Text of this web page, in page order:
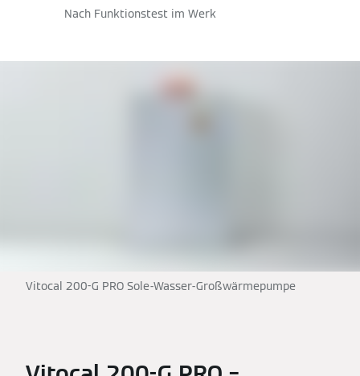
Nach Funktionstest im Werk
Vitocal 200-G PRO Sole-Wasser-Großwärmepumpe